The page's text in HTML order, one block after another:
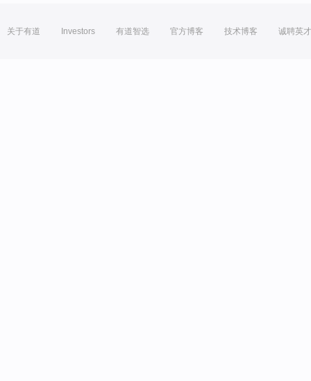
关于有道 Investors 有道智选 官方博客 技术博客 诚聘英才